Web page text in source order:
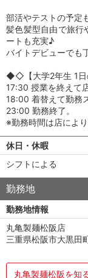
部活やテストの予定
髪色髪型自由で旅行
ートも充実♪
バイトデビューでも
◆◇【大学2年生 1日
17:30 授業を終えて
18:00 着替えて勤務
23:00 勤務終了。
※勤務時間は店によ
休日・休暇
シフトによる
勤務地
勤務地情報
丸亀製麺松阪店
三重県松阪市大黒田
丸亀製麺松阪を知